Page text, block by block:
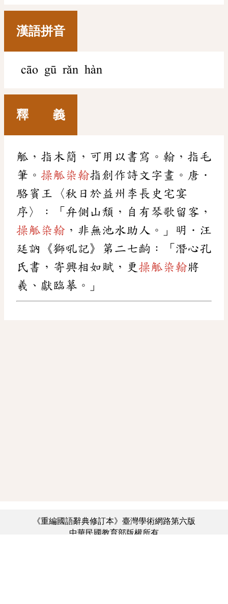
漢語拼音
cāo gū rǎn hàn
釋 義
觚，指木簡，可用以書寫。翰，指毛
筆。 操觚染翰指創作詩文字畫。唐．
駱賓王〈秋日於益州李長史宅宴
序〉：「弁側山頹，自有琴歌留客，
操觚染翰 ，非無池水助人。」明．汪
廷訥《獅吼記》第二七齣：「潛心孔
氏書，寄興相如賦，更 操觚染翰將
羲、獻臨摹。」
《重編國語辭典修訂本》臺灣學術網路第六版
中華民國教育部版權所有